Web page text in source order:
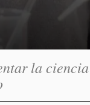
la